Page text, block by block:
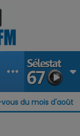
du mois d'août